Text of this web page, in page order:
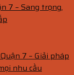
7 – Sang trọng,
7 – Giải pháp
nhu cầu